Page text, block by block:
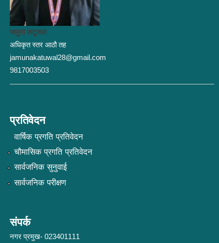
जमुना कटुवाल
अधिकृत स्तर आठौ तह
jamunakatuwal28@gmail.com
9817003503
प्रतिवेदन
वार्षिक प्रगति प्रतिवेदन
चौमासिक प्रगति प्रतिवेदन
सार्वजनिक सुनुवाई
सार्वजनिक परीक्षण
संपर्क
नगर प्रमुख- 023401111